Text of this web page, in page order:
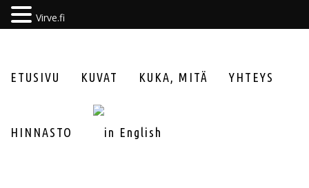
ETUSIVU KUVAT KUKA, MITÄ YHTEYS
HINNASTO
Virve.fi